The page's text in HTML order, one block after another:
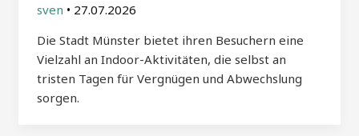
sven • 27.07.2026
Die Stadt Münster bietet ihren Besuchern eine
Vielzahl an Indoor-Aktivitäten, die selbst an
tristen Tagen für Vergnügen und Abwechslung
sorgen.